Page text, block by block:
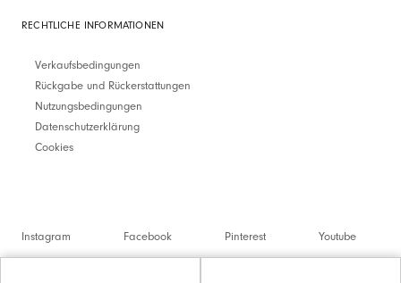
RECHTLICHE INFORMATIONEN
Verkaufsbedingungen
Rückgabe und Rückerstattungen
Nutzungsbedingungen
Datenschutzerklärung
Cookies
Instagram Facebook Pinterest Youtube